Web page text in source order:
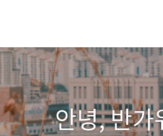
안녕, 반가